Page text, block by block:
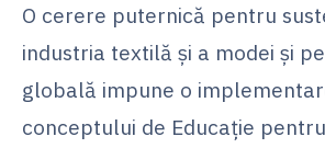
O cerere puternică pentru
industria textilă și a modei și
globală impune o
conceptului de Educație